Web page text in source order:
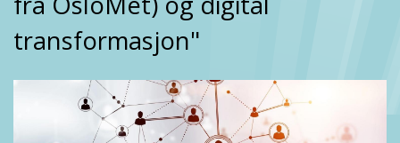
transformasjon"